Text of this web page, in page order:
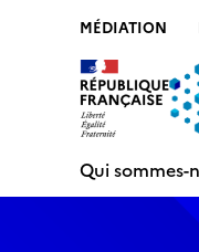
MÉDIATION
Qui sommes-